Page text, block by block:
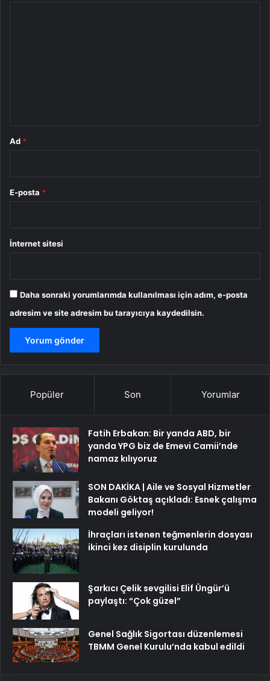
Ad *
E-posta *
İnternet sitesi
Daha sonraki yorumlarımda kullanılması için adım, e-posta
adresim ve site adresim bu tarayıcıya kaydedilsin.
Popüler Son Yorumlar
Fatih Erbakan: Bir yanda ABD, bir
yanda YPG biz de Emevi Camii’nde
namaz kılıyoruz
SON DAKİKA | Aile ve Sosyal Hizmetler
Bakanı Göktaş açıkladı: Esnek çalışma
modeli geliyor!
İhraçları istenen teğmenlerin dosyası
ikinci kez disiplin kurulunda
Şarkıcı Çelik sevgilisi Elif Üngür’ü
paylaştı: “Çok güzel”
Genel Sağlık Sigortası düzenlemesi
TBMM Genel Kurulu’nda kabul edildi